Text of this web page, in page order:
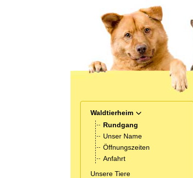
Waldtierheim
Rundgang
Unser Name
Öffnungszeiten
Anfahrt
Unsere Tiere